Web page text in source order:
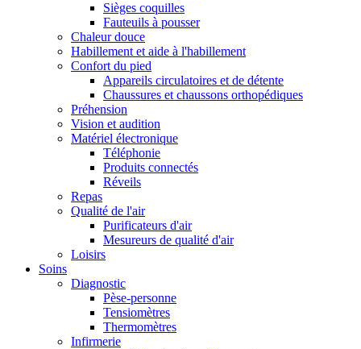
Sièges coquilles
Fauteuils à pousser
Chaleur douce
Habillement et aide à l'habillement
Confort du pied
Appareils circulatoires et de détente
Chaussures et chaussons orthopédiques
Préhension
Vision et audition
Matériel électronique
Téléphonie
Produits connectés
Réveils
Repas
Qualité de l'air
Purificateurs d'air
Mesureurs de qualité d'air
Loisirs
Soins
Diagnostic
Pèse-personne
Tensiomètres
Thermomètres
Infirmerie